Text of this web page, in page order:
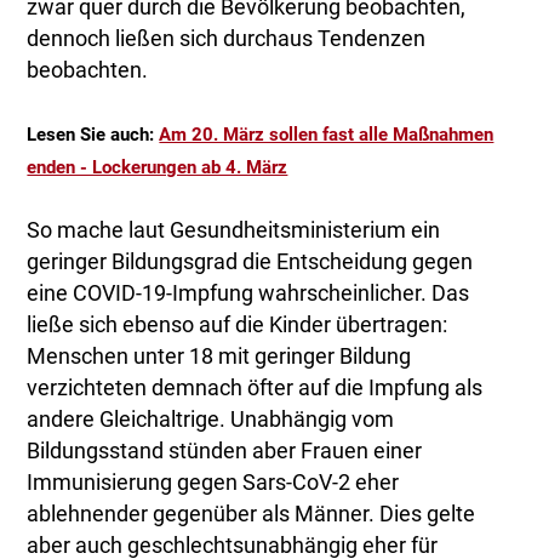
zwar quer durch die Bevölkerung beobachten,
dennoch ließen sich durchaus Tendenzen
beobachten.
Lesen Sie auch:Am 20. März sollen fast alle Maßnahmen
enden - Lockerungen ab 4. März
So mache laut Gesundheitsministerium ein
geringer Bildungsgrad die Entscheidung gegen
eine COVID-19-Impfung wahrscheinlicher. Das
ließe sich ebenso auf die Kinder übertragen:
Menschen unter 18 mit geringer Bildung
verzichteten demnach öfter auf die Impfung als
andere Gleichaltrige. Unabhängig vom
Bildungsstand stünden aber Frauen einer
Immunisierung gegen Sars-CoV-2 eher
ablehnender gegenüber als Männer. Dies gelte
aber auch geschlechtsunabhängig eher für